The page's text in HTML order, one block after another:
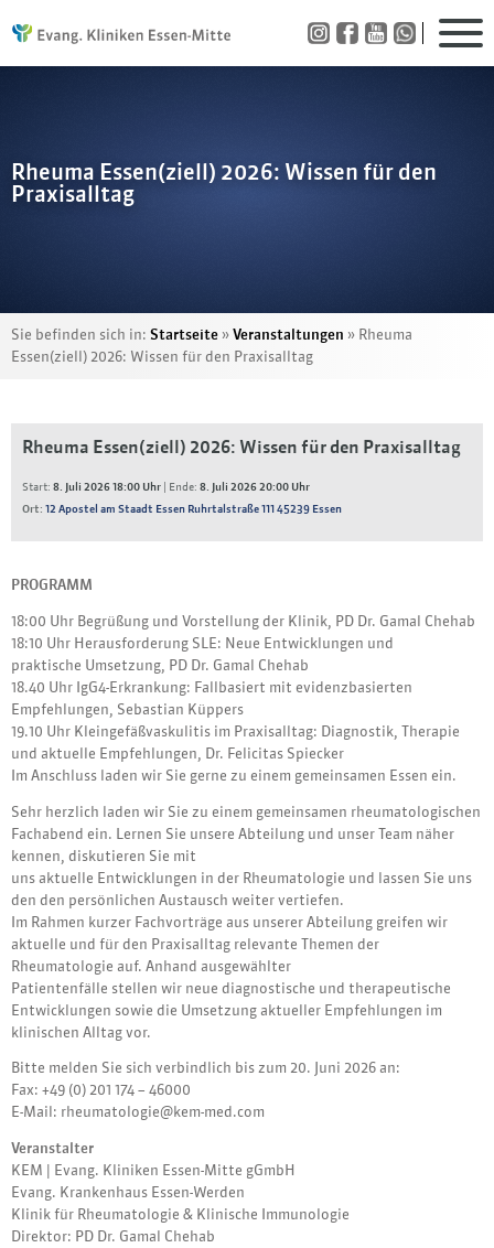
Rheuma Essen(ziell) 2026: Wissen für den
Praxisalltag
Sie befinden sich in: Startseite »Veranstaltungen » Rheuma
Essen(ziell) 2026: Wissen für den Praxisalltag
Rheuma Essen(ziell) 2026: Wissen für den Praxisalltag
Start: 8. Juli 2026 18:00 Uhr | Ende: 8. Juli 2026 20:00 Uhr
Ort: 12 Apostel am Staadt Essen Ruhrtalstraße 111 45239 Essen
PROGRAMM
18:00 Uhr Begrüßung und Vorstellung der Klinik, PD Dr. Gamal Chehab
18:10 Uhr Herausforderung SLE: Neue Entwicklungen und
praktische Umsetzung, PD Dr. Gamal Chehab
18.40 Uhr IgG4-Erkrankung: Fallbasiert mit evidenzbasierten
Empfehlungen, Sebastian Küppers
19.10 Uhr Kleingefäßvaskulitis im Praxisalltag: Diagnostik, Therapie
und aktuelle Empfehlungen, Dr. Felicitas Spiecker
Im Anschluss laden wir Sie gerne zu einem gemeinsamen Essen ein.
Sehr herzlich laden wir Sie zu einem gemeinsamen rheumatologischen
Fachabend ein. Lernen Sie unsere Abteilung und unser Team näher
kennen, diskutieren Sie mit
uns aktuelle Entwicklungen in der Rheumatologie und lassen Sie uns
den den persönlichen Austausch weiter vertiefen.
Im Rahmen kurzer Fachvorträge aus unserer Abteilung greifen wir
aktuelle und für den Praxisalltag relevante Themen der
Rheumatologie auf. Anhand ausgewählter
Patientenfälle stellen wir neue diagnostische und therapeutische
Entwicklungen sowie die Umsetzung aktueller Empfehlungen im
klinischen Alltag vor.
Bitte melden Sie sich verbindlich bis zum 20. Juni 2026 an:
Fax: +49 (0) 201 174 – 46000
E-Mail: rheumatologie@kem-med.com
Veranstalter
KEM | Evang. Kliniken Essen-Mitte gGmbH
Evang. Krankenhaus Essen-Werden
Klinik für Rheumatologie & Klinische Immunologie
Direktor: PD Dr. Gamal Chehab